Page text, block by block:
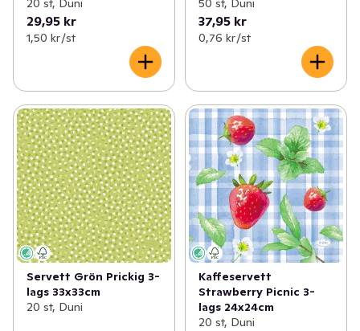
20 st, Duni
29,95 kr
1,50 kr /st
50 st, Duni
37,95 kr
0,76 kr /st
Servett Grön Prickig 3-
lags 33x33cm
20 st, Duni
Kaffeservett
Strawberry Picnic 3-
lags 24x24cm
20 st, Duni